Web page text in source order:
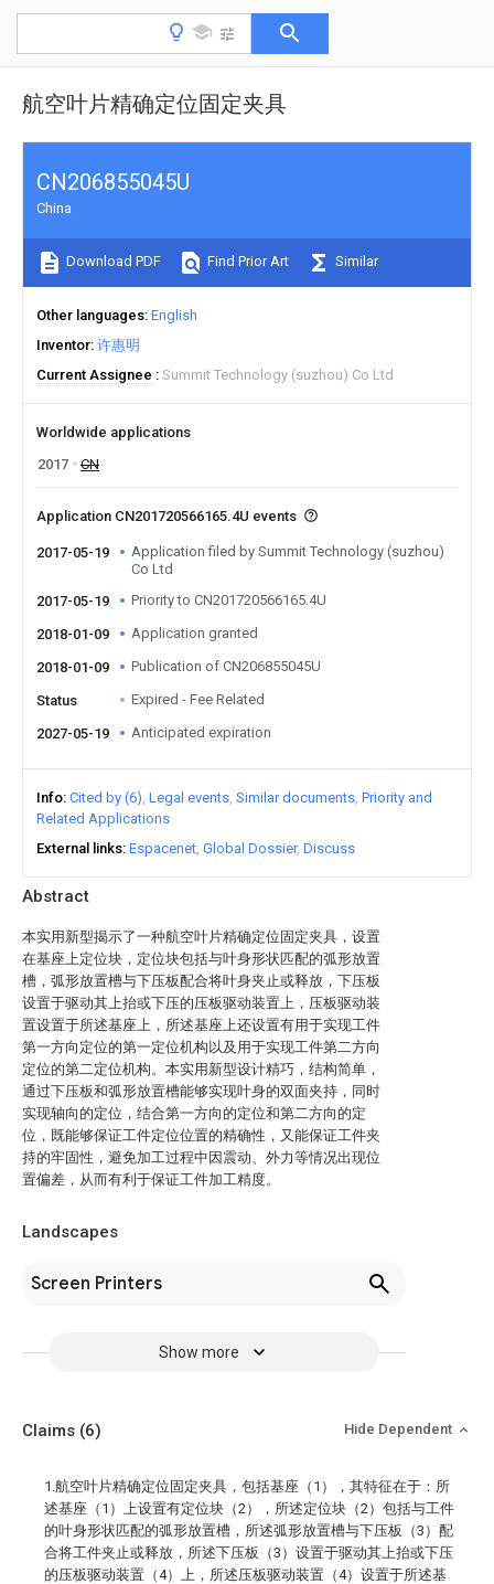
航空叶片精确定位固定夹具
Abstract
本实用新型揭示了一种航空叶片精确定位固定夹具，设置
在基座上定位块，定位块包括与叶身形状匹配的弧形放置
槽，弧形放置槽与下压板配合将叶身夹止或释放，下压板
设置于驱动其上抬或下压的压板驱动装置上，压板驱动装
置设置于所述基座上，所述基座上还设置有用于实现工件
第一方向定位的第一定位机构以及用于实现工件第二方向
定位的第二定位机构。本实用新型设计精巧，结构简单，
通过下压板和弧形放置槽能够实现叶身的双面夹持，同时
实现轴向的定位，结合第一方向的定位和第二方向的定
位，既能够保证工件定位位置的精确性，又能保证工件夹
持的牢固性，避免加工过程中因震动、外力等情况出现位
置偏差，从而有利于保证工件加工精度。
Landscapes
Screen Printers
Show more
CN206855045U
China
Download PDF Find Prior Art Similar
Other languages English
Inventor 许惠明
Current Assignee
Summit Technology (suzhou) Co Ltd
Worldwide applications
2017
CN
Application CN201720566165.4U events
2017-05-19
Application filed by Summit Technology (suzhou)
Co Ltd
2017-05-19
Priority to CN201720566165.4U
2018-01-09 Application granted
2018-01-09 Publication of CN206855045U
Status Expired - Fee Related
2027-05-19 Anticipated expiration
Info Cited by (6) Legal events Similar documents Priority and
Related Applications
External links Espacenet Global Dossier Discuss
Claims (6) Hide Dependent
1.航空叶片精确定位固定夹具，包括基座（1），其特征在于：所
述基座（1）上设置有定位块（2），所述定位块（2）包括与工件
的叶身形状匹配的弧形放置槽，所述弧形放置槽与下压板（3）配
合将工件夹止或释放，所述下压板（3）设置于驱动其上抬或下压
的压板驱动装置（4）上，所述压板驱动装置（4）设置于所述基